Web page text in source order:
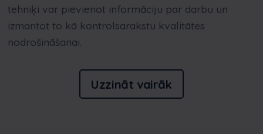
tehniķi var pievienot informāciju par darbu un
izmantot to kā kontrolsarakstu kvalitātes
nodrošināšanai.
Uzzināt vairāk